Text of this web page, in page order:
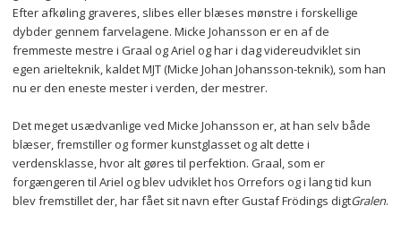
Efter afkøling graveres, slibes eller blæses mønstre i forskellige
dybder gennem farvelagene. Micke Johansson er en af de
fremmeste mestre i Graal og Ariel og har i dag videreudviklet sin
egen arielteknik, kaldet MJT (Micke Johan Johansson-teknik), som han
nu er den eneste mester i verden, der mestrer.
Det meget usædvanlige ved Micke Johansson er, at han selv både
blæser, fremstiller og former kunstglasset og alt dette i
verdensklasse, hvor alt gøres til perfektion. Graal, som er
forgængeren til Ariel og blev udviklet hos Orrefors og i lang tid kun
blev fremstillet der, har fået sit navn efter Gustaf Frödings digtGralen.